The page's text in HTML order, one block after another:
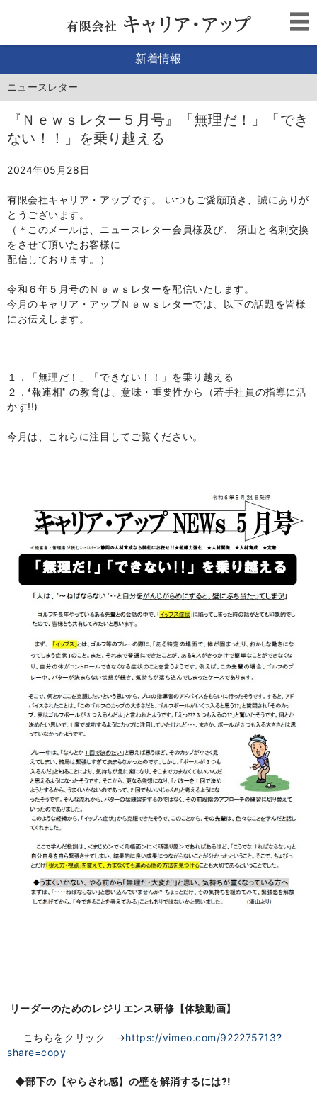
新着情報
ニュースレター
『Ｎｅｗｓレター５月号』「無理だ！」「でき
ない！！」を乗り越える
2024年05月28日
有限会社キャリア・アップです。 いつもご愛顧頂き、誠にありが
とうございます。
（＊このメールは、ニュースレター会員様及び、 須山と名刺交換
をさせて頂いたお客様に
配信しております。）
令和６年５月号のＮｅｗｓレターを配信いたします。
今月のキャリア・アップＮｅｗｓレターでは、 以下の話題を皆様
にお伝えします。
１．
「無理だ！」「できない！！」を乗り越える
２． ❛報連相❜ の教育は、意味・重要性から（若手社員の指導に活
かす!!)
今月は、これらに注目してご覧ください。
リーダーのためのレジリエンス研修【体験動画】
こちらをクリック →https://vimeo.com/922275713?
share=copy
◆部下の【やらされ感】の壁を解消するには?!